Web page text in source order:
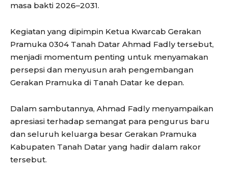
masa bakti 2026–2031.
Kegiatan yang dipimpin Ketua Kwarcab Gerakan
Pramuka 0304 Tanah Datar Ahmad Fadly tersebut,
menjadi momentum penting untuk menyamakan
persepsi dan menyusun arah pengembangan
Gerakan Pramuka di Tanah Datar ke depan.
Dalam sambutannya, Ahmad Fadly menyampaikan
apresiasi terhadap semangat para pengurus baru
dan seluruh keluarga besar Gerakan Pramuka
Kabupaten Tanah Datar yang hadir dalam rakor
tersebut.